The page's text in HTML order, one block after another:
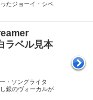
たジョーイ・シベ
ベル見本
・ソングライタ
銀のヴォーカルが